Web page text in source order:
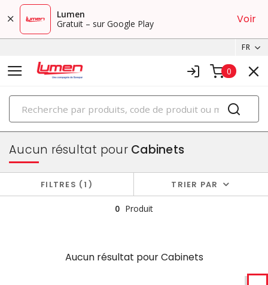
Lumen
Gratuit – sur Google Play
Voir
FR
0
PRODUITS
boîtiers et cabinets
Aucun résultat pourCabinets
FILTRES 1 TRIER PAR
0 Produit
Aucun résultat pourCabinets